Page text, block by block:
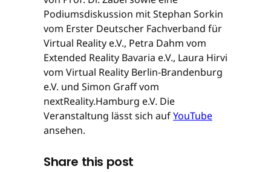
Podiumsdiskussion mit Stephan Sorkin
vom Erster Deutscher Fachverband für
Virtual Reality e.V., Petra Dahm vom
Extended Reality Bavaria e.V., Laura Hirvi
vom Virtual Reality Berlin-Brandenburg
e.V. und Simon Graff vom
nextReality.Hamburg e.V. Die
Veranstaltung lässt sich aufYouTube
ansehen.
Share this post